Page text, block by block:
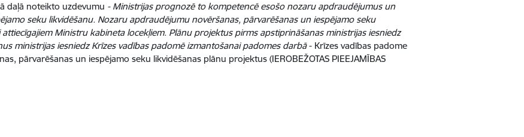
daļā noteikto uzdevumu - Ministrijas prognozē to kompetencē esošo nozaru apdraudējumus un
seku likvidēšanu. Nozaru apdraudējumu novēršanas, pārvarēšanas un iespējamo seku
Ministru kabineta locekļiem. Plānu projektus pirms apstiprināšanas ministrijas iesniedz
ministrijas iesniedz Krīzes vadības padomē izmantošanai padomes darbā- Krīzes vadības padome
pārvarēšanas un iespējamo seku likvidēšanas plānu projektus (IEROBEŽOTAS PIEEJAMĪBAS